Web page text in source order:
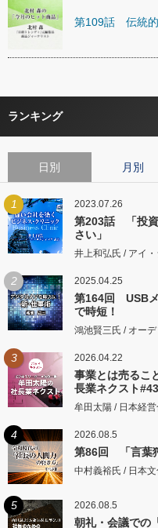
第109話 伝統的
ランキング
日別 月別
1 2023.07.26
第203話 「投資
さい」
井上和弘氏 / アイ
2 2025.04.25
第164回 USBメ
で時短！
鴻池賢三氏 / オー
3 2026.04.22
事業とは売るこ
長業ネクスト
牟田太陽 / 日本経
4 2026.08.5
第86回 「言葉
中村義裕氏 / 日本
5 2026.08.5
朝礼・会議での